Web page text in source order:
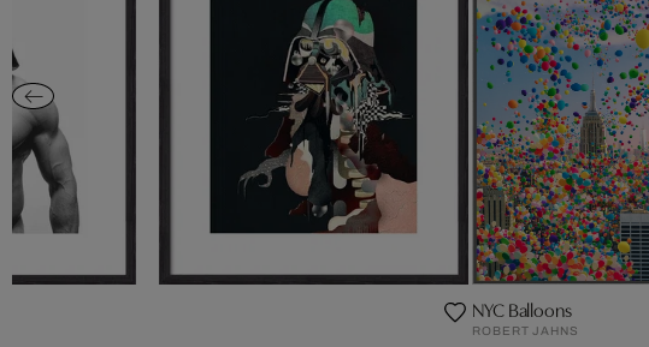
NYC Balloons
ROBERT JAHNS